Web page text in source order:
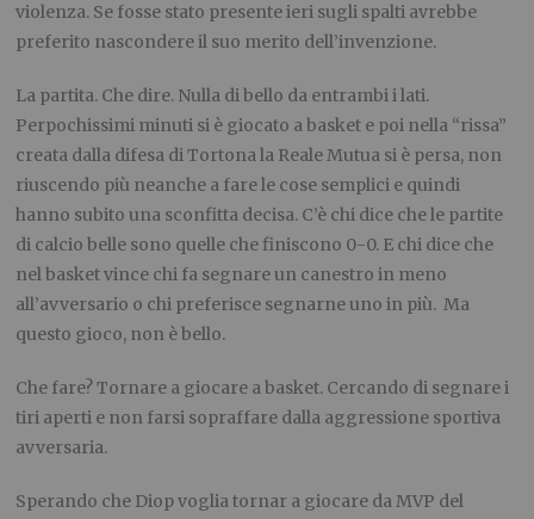
violenza. Se fosse stato presente ieri sugli spalti avrebbe
preferito nascondere il suo merito dell’invenzione.
La partita. Che dire. Nulla di bello da entrambi i lati.
Perpochissimi minuti si è giocato a basket e poi nella “rissa”
creata dalla difesa di Tortona la Reale Mutua si è persa, non
riuscendo più neanche a fare le cose semplici e quindi
hanno subito una sconfitta decisa. C’è chi dice che le partite
di calcio belle sono quelle che finiscono 0-0. E chi dice che
nel basket vince chi fa segnare un canestro in meno
all’avversario o chi preferisce segnarne uno in più. Ma
questo gioco, non è bello.
Che fare? Tornare a giocare a basket. Cercando di segnare i
tiri aperti e non farsi sopraffare dalla aggressione sportiva
avversaria.
Sperando che Diop voglia tornar a giocare da MVP del